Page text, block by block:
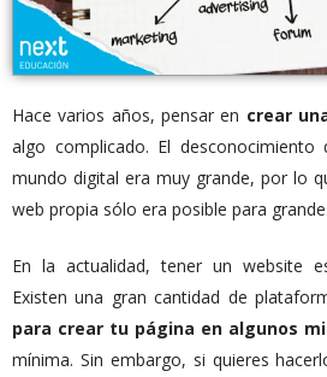
Hace varios años, pensar en crear
algo complicado. El desconocimiento
mundo digital era muy grande, por lo
web propia sólo era posible para
En la actualidad, tener un website
Existen una gran cantidad de
para crear tu página en algunos
mínima. Sin embargo, si quieres